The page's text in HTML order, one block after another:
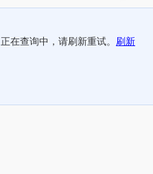
正在查询中，请刷新重试。 刷新